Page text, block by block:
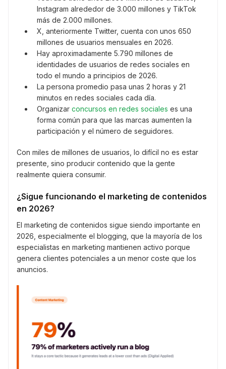
Instagram alrededor de 3.000 millones y TikTok
más de 2.000 millones.
X, anteriormente Twitter, cuenta con unos 650
millones de usuarios mensuales en 2026.
Hay aproximadamente 5.790 millones de
identidades de usuarios de redes sociales en
todo el mundo a principios de 2026.
La persona promedio pasa unas 2 horas y 21
minutos en redes sociales cada día.
Organizar concursos en redes sociales es una
forma común para que las marcas aumenten la
participación y el número de seguidores.
Con miles de millones de usuarios, lo difícil no es estar
presente, sino producir contenido que la gente
realmente quiera consumir.
¿Sigue funcionando el marketing de contenidos
en 2026?
El marketing de contenidos sigue siendo importante en
2026, especialmente el blogging, que la mayoría de los
especialistas en marketing mantienen activo porque
genera clientes potenciales a un menor coste que los
anuncios.